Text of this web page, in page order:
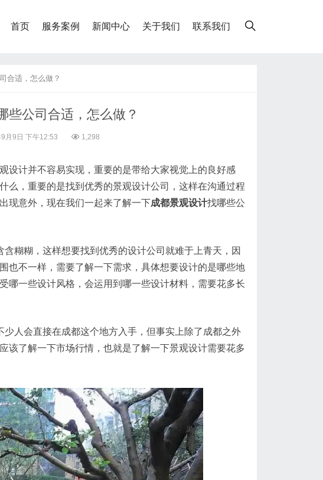
首页 服务案例 新闻中心 关于我们 联系我们
合适，怎么做？
些公司合适，怎么做？
月9日 下午12:53 1,298
设计并不容易实现，重要的是带给大家视觉上的良好感
么，重要的是找到优秀的景观设计公司，这样在沟通过程
现意外，现在我们一起来了解一下成都景观设计找哪些公
糊糊，这样想要找到优秀的设计公司就难于上青天，因
也不一样，需要了解一下需求，具体想要设计的是哪些地
哪一些设计风格，会运用到哪一些设计材料，需要花多长
少人会直接在成都这个地方入手，但事实上除了成都之外
该了解一下市场行情，也就是了解一下景观设计需要花多